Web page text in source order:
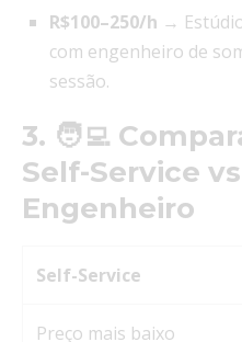
R$100–250/h →
com engenheiro de
sessão.
3. 🧑‍💻
Self-Service
Engenheiro
Self-Service
Preço mais baixo